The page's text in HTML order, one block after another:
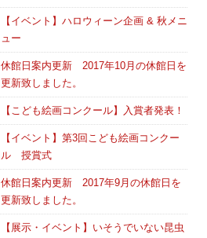
【イベント】ハロウィーン企画 & 秋メニ
ュー
休館日案内更新 2017年10月の休館日を
更新致しました。
【こども絵画コンクール】入賞者発表！
【イベント】第3回こども絵画コンクー
ル 授賞式
休館日案内更新 2017年9月の休館日を
更新致しました。
【展示・イベント】いそうでいない昆虫